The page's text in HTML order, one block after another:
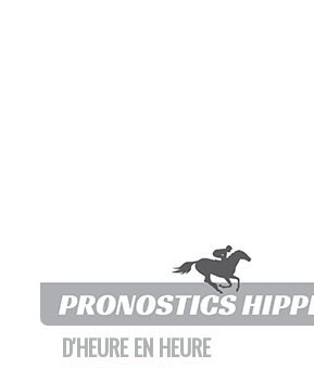
D'HEURE EN HEURE